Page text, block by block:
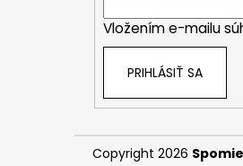
Vložením e-mailu
PRIHLÁSIŤ SA
Copyright 2026